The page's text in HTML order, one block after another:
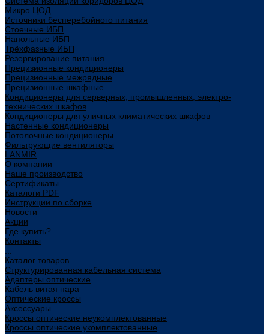
Микро ЦОД
Источники бесперебойного питания
Стоечные ИБП
Напольные ИБП
Трёхфазные ИБП
Резервирование питания
Прецизионные кондиционеры
Прецизионные межрядные
Прецизионные шкафные
Кондиционеры для серверных, промышленных, электро-
технических шкафов
Кондиционеры для уличных климатических шкафов
Настенные кондиционеры
Потолочные кондиционеры
Фильтрующие вентиляторы
LANMIR
О компании
Наше производство
Сертификаты
Каталоги PDF
Инструкции по сборке
Новости
Акции
Где купить?
Контакты
Каталог товаров
Структурированная кабельная система
Адаптеры оптические
Кабель витая пара
Оптические кроссы
Аксессуары
Кроссы оптические неукомплектованные
Кроссы оптические укомплектованные